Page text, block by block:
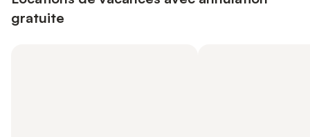
gratuite